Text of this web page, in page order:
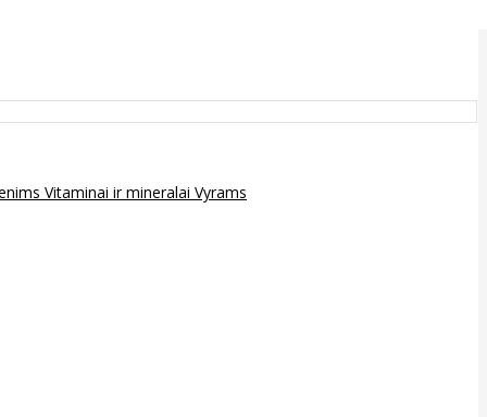
Vitaminai ir mineralai Vyrams